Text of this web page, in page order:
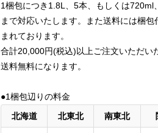
1梱包につき1.8L、5本、もしくは720ml
まで対応いたします。また送料には梱包
まれております。
合計20,000円(税込)以上ご注文いただい
送料無料になります。
●1梱包辺りの料金
北海道
北東北 南東北